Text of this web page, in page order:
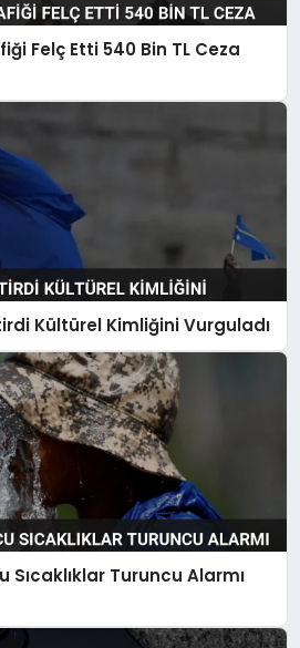
Felç Etti 540 Bin TL Ceza
Kültürel Kimliğini Vurguladı
Sıcaklıklar Turuncu Alarmı